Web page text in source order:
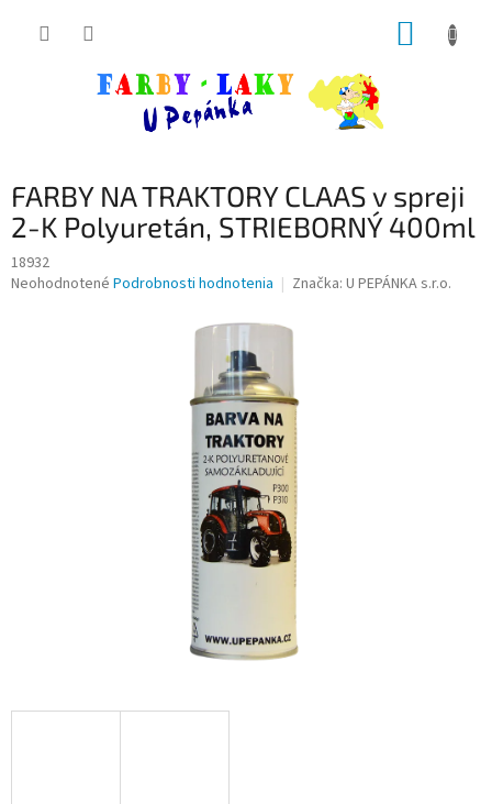
FARBY NA TRAKTORY CLAAS v spreji
2-K Polyuretán, STRIEBORNÝ 400ml
18932
Priemerné
Neohodnotené Podrobnosti hodnotenia Značka: U PEPÁNKA s.r.o.